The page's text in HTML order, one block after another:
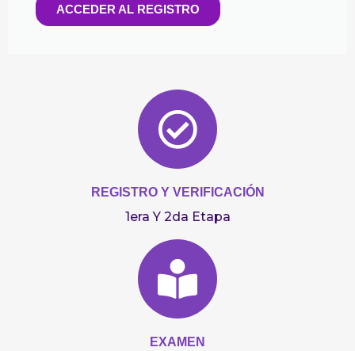
ACCEDER AL REGISTRO
REGISTRO Y VERIFICACIÓN
1era Y 2da Etapa
EXAMEN